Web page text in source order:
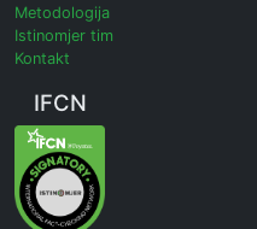
Metodologija
Istinomjer tim
Kontakt
IFCN